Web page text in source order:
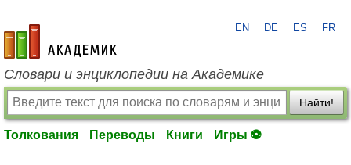
academic.ru
EN DE ES FR
Словари и энциклопедии на Академике
Найти!
Толкования Переводы Книги Игры ⚽